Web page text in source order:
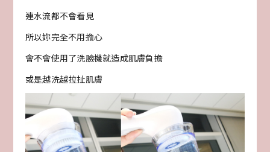
連水流都不會看見
所以妳完全不用擔心
會不會使用了洗臉機就造成肌膚負擔
或是越洗越拉扯肌膚